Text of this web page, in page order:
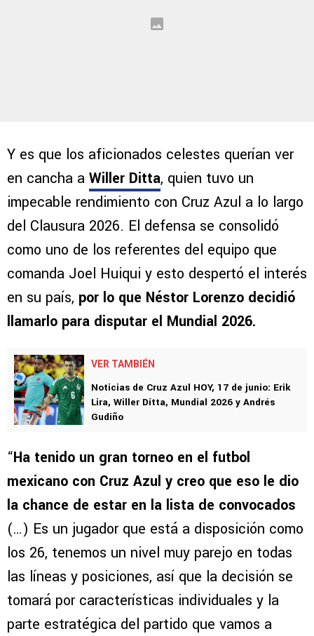
Y es que los aficionados celestes querían ver
en cancha a Willer Ditta, quien tuvo un
impecable rendimiento con Cruz Azul a lo largo
del Clausura 2026. El defensa se consolidó
como uno de los referentes del equipo que
comanda Joel Huiqui y esto despertó el interés
en su país, por lo que Néstor Lorenzo decidió
llamarlo para disputar el Mundial 2026.
VER TAMBIÉN
Noticias de Cruz Azul HOY, 17 de junio: Erik
Lira, Willer Ditta, Mundial 2026 y Andrés
Gudiño
“Ha tenido un gran torneo en el futbol
mexicano con Cruz Azul y creo que eso le dio
la chance de estar en la lista de convocados
(…) Es un jugador que está a disposición como
los 26, tenemos un nivel muy parejo en todas
las líneas y posiciones, así que la decisión se
tomará por características individuales y la
parte estratégica del partido que vamos a